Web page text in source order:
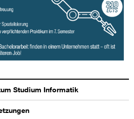
Studium Informatik